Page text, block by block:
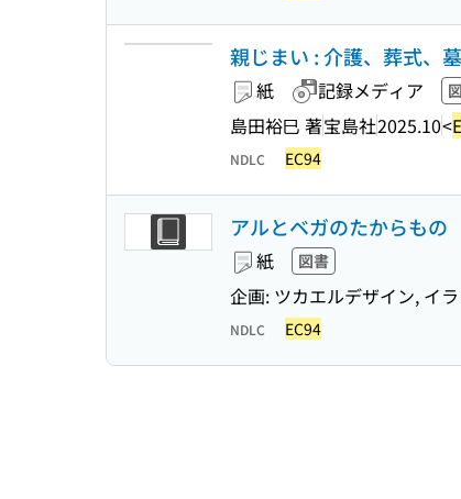
親じまい : 介護、葬式、
紙 記録メディア
島田裕巳 著宝島社2025.10<
NDLC EC94
アルとベガのたからもの
紙 図書
企画: ツカエルデザイン, イ
NDLC EC94